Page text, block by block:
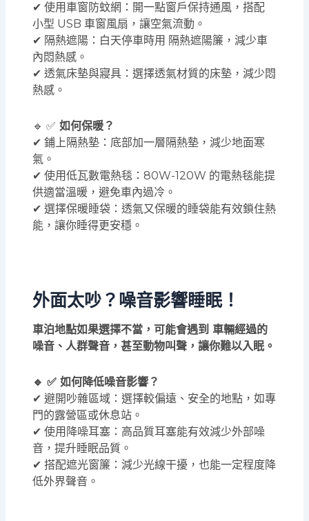
✔ 使用車窗防蚊網：開一點窗戶保持通風，搭配
小型 USB 車窗風扇，讓空氣流動。
✔ 隔熱遮陽：白天停車時用 隔熱遮陽簾，減少車
內悶熱感。
✔ 透氣床墊與寢具：選擇透氣材質的床墊，減少悶
熱感。
🔹 ✅ 如何保暖？
✔ 鋪上隔熱墊：底部加一層隔熱墊，減少地面寒
氣。
✔ 使用低瓦數電熱毯：80W-120W 的電熱毯能提
供適當溫暖，避免車內過冷。
✔ 選擇保暖睡袋：透氣又保暖的睡袋能有效鎖住熱
能，讓你睡得更安穩。
外面太吵？噪音影響睡眠！
車泊地點如果選擇不當，可能會遇到 車輛經過的
噪音、人群聲音，甚至動物叫聲，讓你難以入眠。
🔹 ✅ 如何降低噪音影響？
✔ 避開吵雜區域：選擇較偏遠、安全的地點，如專
門的露營區或休息站。
✔ 使用降噪耳塞：高品質耳塞能有效減少外部噪
音，提升睡眠品質。
✔ 搭配遮光窗簾：減少光線干擾，也能一定程度降
低外界聲音。